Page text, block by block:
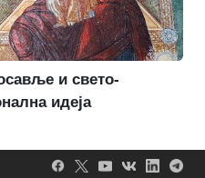
и свето-
идеја